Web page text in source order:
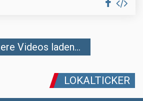
Videos laden...
LOKALTICKER